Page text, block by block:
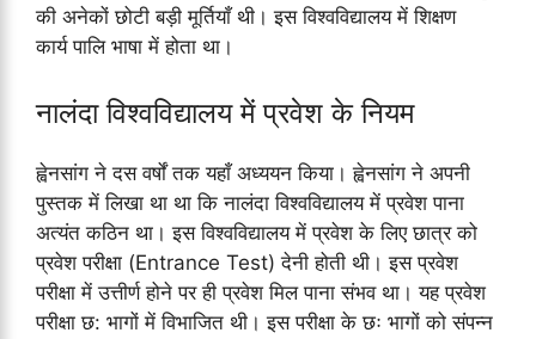
की अनेकों छोटी बड़ी मूर्तियाँ थी। इस विश्‍वविद्यालय में शिक्षण
कार्य पालि भाषा में होता था।
नालंदा विश्वविद्यालय में प्रवेश के नियम
ह्वेनसांग ने दस वर्षों तक यहाँ अध्ययन किया। ह्वेनसांग ने अपनी
पुस्तक में लिखा था था कि नालंदा विश्वविद्यालय में प्रवेश पाना
अत्यंत कठिन था। इस विश्वविद्यालय में प्रवेश के लिए छात्र को
प्रवेश परीक्षा (Entrance Test) देनी होती थी। इस प्रवेश
परीक्षा में उत्तीर्ण होने पर ही प्रवेश मिल पाना संभव था। यह प्रवेश
परीक्षा छ: भागों में विभाजित थी। इस परीक्षा के छः भागों को संपन्न